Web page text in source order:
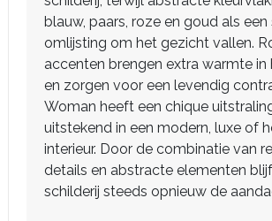
blauw, paars, roze en goud als een
omlijsting om het gezicht vallen.
accenten brengen extra warmte in
en zorgen voor een levendig
Woman heeft een chique
uitstekend in een modern, luxe of
interieur. Door de combinatie van
details en abstracte elementen
schilderij steeds opnieuw de